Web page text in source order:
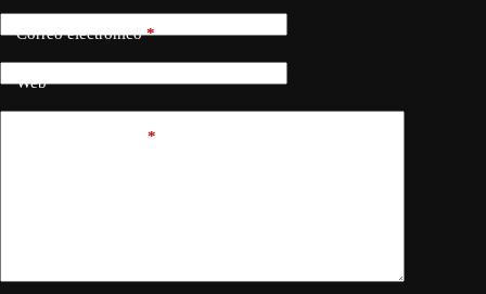
Correo electrónico*
Web
*